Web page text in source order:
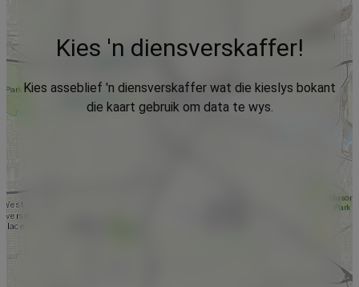
Kies 'n diensverskaffer!
Kies asseblief 'n diensverskaffer wat die kieslys bokant
die kaart gebruik om data te wys.